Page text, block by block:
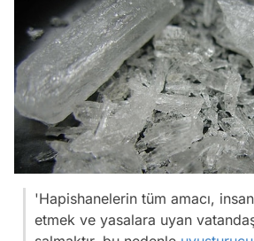
'Hapishanelerin tüm amacı,
etmek ve yasalara uyan